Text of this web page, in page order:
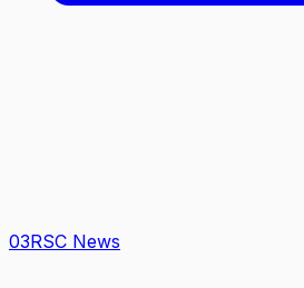
03RSC News